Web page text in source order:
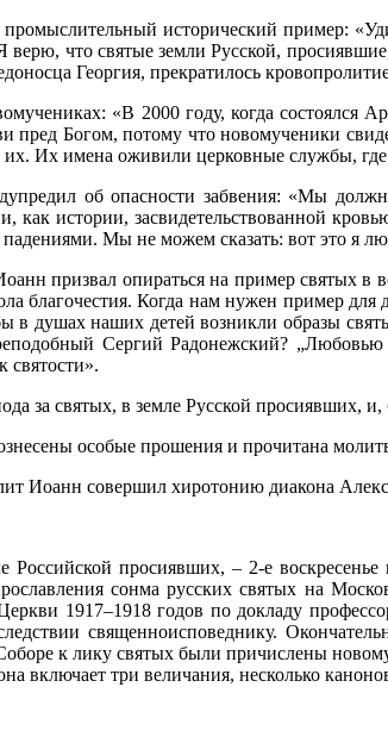
исторический пример:
верю, что святые земли Русской,
Георгия, прекратилось
«В 2000 году, когда
пред Богом, потому что новомученики
их. Их имена оживили церковные службы, где
об опасности забвения: «Мы
как истории, засвидетельствованной
Мы не можем сказать: вот это я
призвал опираться на пример святых
благочестия. Когда нам нужен пример
в душах наших детей возникли образы
Сергий Радонежский?
святости».
за святых, в земле Русской
особые прошения и прочитана
Иоанн совершил хиротонию диакона
Российской просиявших, – 2-е
сонма русских святых на
1917–1918 годов по докладу
священноисповеднику.
к лику святых были причислены
включает три величания, несколько